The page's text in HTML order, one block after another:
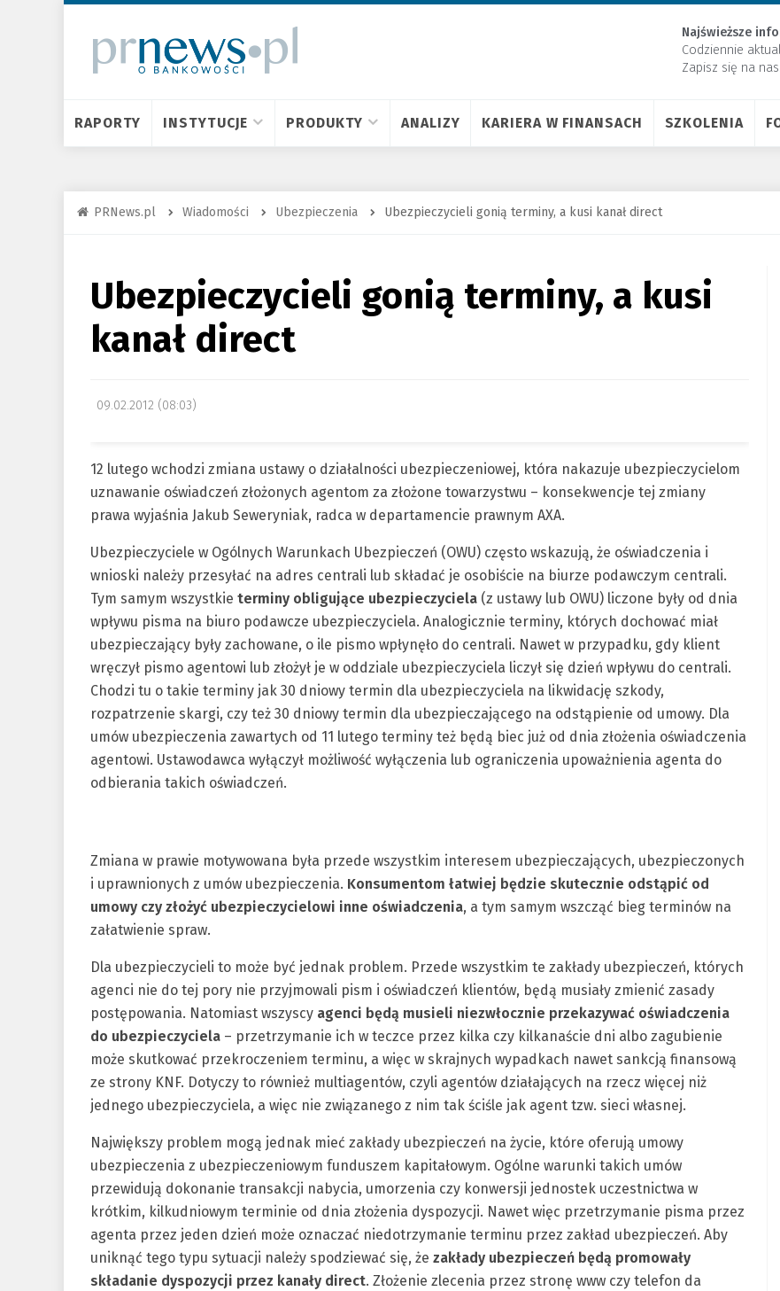
Najświeższe
Codziennie
Zapisz się na
RAPORTY INSTYTUCJE PRODUKTY ANALIZY KARIERA W FINANSACH SZKOLENIA
PRNews.pl Wiadomości Ubezpieczenia Ubezpieczycieli gonią terminy, a kusi kanał direct
Ubezpieczycieli gonią terminy, a kusi
kanał direct
09.02.2012 (08:03)
12 lutego wchodzi zmiana ustawy o działalności ubezpieczeniowej, która nakazuje ubezpieczycielom
uznawanie oświadczeń złożonych agentom za złożone towarzystwu – konsekwencje tej zmiany
prawa wyjaśnia Jakub Seweryniak, radca w departamencie prawnym AXA.
Ubezpieczyciele w Ogólnych Warunkach Ubezpieczeń (OWU) często wskazują, że oświadczenia i
wnioski należy przesyłać na adres centrali lub składać je osobiście na biurze podawczym centrali.
Tym samym wszystkie terminy obligujące ubezpieczyciela (z ustawy lub OWU) liczone były od dnia
wpływu pisma na biuro podawcze ubezpieczyciela. Analogicznie terminy, których dochować miał
ubezpieczający były zachowane, o ile pismo wpłynęło do centrali. Nawet w przypadku, gdy klient
wręczył pismo agentowi lub złożył je w oddziale ubezpieczyciela liczył się dzień wpływu do centrali.
Chodzi tu o takie terminy jak 30 dniowy termin dla ubezpieczyciela na likwidację szkody,
rozpatrzenie skargi, czy też 30 dniowy termin dla ubezpieczającego na odstąpienie od umowy. Dla
umów ubezpieczenia zawartych od 11 lutego terminy też będą biec już od dnia złożenia oświadczenia
agentowi. Ustawodawca wyłączył możliwość wyłączenia lub ograniczenia upoważnienia agenta do
odbierania takich oświadczeń.
Zmiana w prawie motywowana była przede wszystkim interesem ubezpieczających, ubezpieczonych
i uprawnionych z umów ubezpieczenia. Konsumentom łatwiej będzie skutecznie odstąpić od
umowy czy złożyć ubezpieczycielowi inne oświadczenia, a tym samym wszcząć bieg terminów na
załatwienie spraw.
Dla ubezpieczycieli to może być jednak problem. Przede wszystkim te zakłady ubezpieczeń, których
agenci nie do tej pory nie przyjmowali pism i oświadczeń klientów, będą musiały zmienić zasady
postępowania. Natomiast wszyscy agenci będą musieli niezwłocznie przekazywać oświadczenia
do ubezpieczyciela – przetrzymanie ich w teczce przez kilka czy kilkanaście dni albo zagubienie
może skutkować przekroczeniem terminu, a więc w skrajnych wypadkach nawet sankcją finansową
ze strony KNF. Dotyczy to również multiagentów, czyli agentów działających na rzecz więcej niż
jednego ubezpieczyciela, a więc nie związanego z nim tak ściśle jak agent tzw. sieci własnej.
Największy problem mogą jednak mieć zakłady ubezpieczeń na życie, które oferują umowy
ubezpieczenia z ubezpieczeniowym funduszem kapitałowym. Ogólne warunki takich umów
przewidują dokonanie transakcji nabycia, umorzenia czy konwersji jednostek uczestnictwa w
krótkim, kilkudniowym terminie od dnia złożenia dyspozycji. Nawet więc przetrzymanie pisma przez
agenta przez jeden dzień może oznaczać niedotrzymanie terminu przez zakład ubezpieczeń. Aby
uniknąć tego typu sytuacji należy spodziewać się, że zakłady ubezpieczeń będą promowały
składanie dyspozycji przez kanały direct. Złożenie zlecenia przez stronę www czy telefon da